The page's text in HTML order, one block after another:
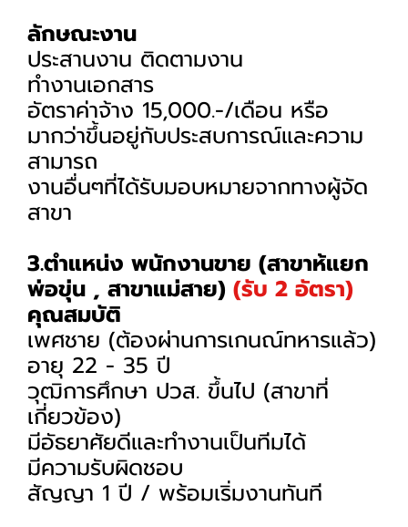
ลักษณะงาน
ประสานงาน ติดตามงาน
ทำงานเอกสาร
อัตราค่าจ้าง 15,000.-/เดือน หรือ
มากว่าขึ้นอยู่กับประสบการณ์และความ
สามารถ
งานอื่นๆที่ได้รับมอบหมายจากทางผู้จัด
สาขา
3.ตำแหน่ง พนักงานขาย (สาขาห้แยก
พ่อขุ่น , สาขาแม่สาย) (รับ 2 อัตรา)
คุณสมบัติ
เพศชาย (ต้องผ่านการเกนณ์ทหารแล้ว)
อายุ 22 - 35 ปี
วุฒิการศึกษา ปวส. ขึ้นไป (สาขาที่
เกี่ยวข้อง)
มีอัธยาศัยดีและทำงานเป็นทีมได้
มีความรับผิดชอบ
สัญญา 1 ปี / พร้อมเริ่มงานทันที